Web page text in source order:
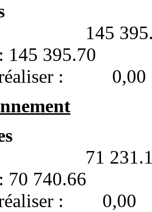
: 145
145 395.70
réaliser : 0,00
: 71
70 740.66
réaliser : 0,00